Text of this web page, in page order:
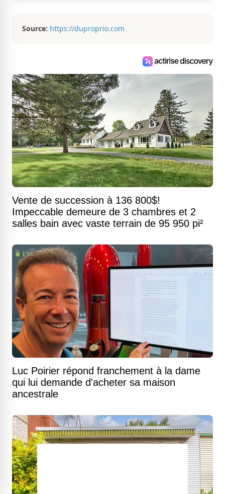
Source: https://duproprio.com
Vente de succession à 136 800$!
Impeccable demeure de 3 chambres et 2
salles bain avec vaste terrain de 95 950 pi²
Luc Poirier répond franchement à la dame
qui lui demande d'acheter sa maison
ancestrale